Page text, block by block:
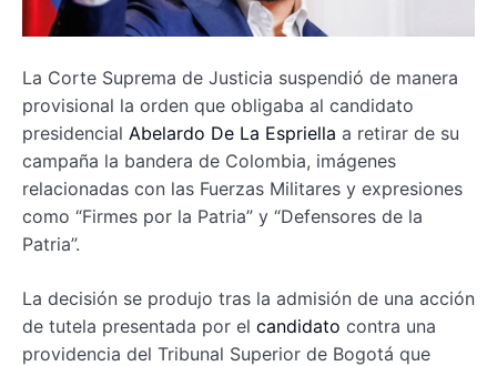
La Corte Suprema de Justicia suspendió de manera
provisional la orden que obligaba al candidato
presidencial Abelardo De La Espriella a retirar de su
campaña la bandera de Colombia, imágenes
relacionadas con las Fuerzas Militares y expresiones
como “Firmes por la Patria” y “Defensores de la
Patria”.
La decisión se produjo tras la admisión de una acción
de tutela presentada por el candidato contra una
providencia del Tribunal Superior de Bogotá que